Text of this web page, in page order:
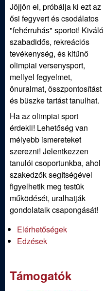
Jöjjön el, próbálja ki ezt az
ősi fegyvert és csodálatos
"fehérruhás" sportot! Kiváló
szabadidős, rekreációs
tevékenység, és kitűnő
olimpiai versenysport,
mellyel fegyelmet,
önuralmat, összpontosítást
és büszke tartást tanulhat.
Ha az olimpiai sport
érdekli! Lehetőség van
mélyebb ismereteket
szerezni! Jelentkezzen
tanulói csoportunkba, ahol
szakedzők segítségével
figyelhetik meg testük
működését, uralhatják
gondolataik csapongását!
Elérhetőségek
Edzések
Támogatók